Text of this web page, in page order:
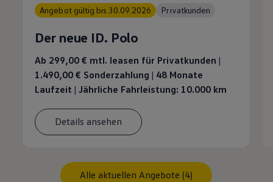
Angebot gültig bis 30.09.2026 Privatkunden
Der neue ID. Polo
Ab 299,00 € mtl. leasen für Privatkunden |
1.490,00 € Sonderzahlung | 48 Monate
Laufzeit | Jährliche Fahrleistung: 10.000 km
Details ansehen
Alle aktuellen Angebote (4)